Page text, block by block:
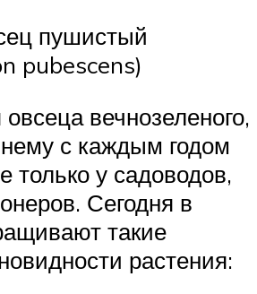
пушистый
pubescens)
овсеца вечнозеленого,
с каждым годом
только у садоводов,
Сегодня в
такие
растения: